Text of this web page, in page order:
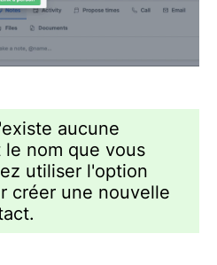
aucune
nom que vous
utiliser l'option
créer une nouvelle